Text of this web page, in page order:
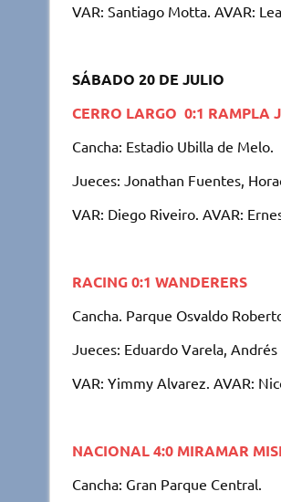
VAR: Santiago Motta. AVAR:
SÁBADO 20 DE JULIO
CERRO LARGO 0:1 RAMPLA
Cancha: Estadio Ubilla de Melo.
Jueces: Jonathan Fuentes,
VAR: Diego Riveiro. AVAR:
RACING 0:1 WANDERERS
Cancha. Parque Osvaldo
Jueces: Eduardo Varela,
VAR: Yimmy Alvarez. AVAR:
NACIONAL 4:0 MIRAMAR
Cancha: Gran Parque Central.